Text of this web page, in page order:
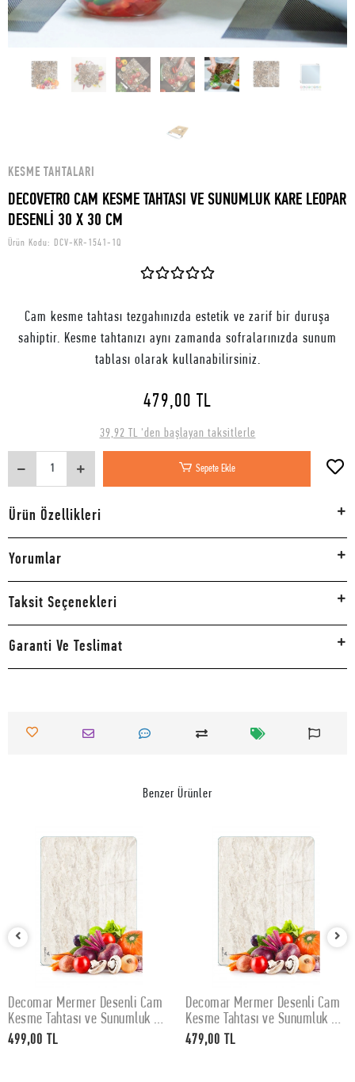
KESME TAHTALARI
DECOVETRO CAM KESME TAHTASI VE SUNUMLUK KARE LEOPAR
DESENLİ 30 X 30 CM
Ürün Kodu: DCV-KR-1541-1Q
Cam kesme tahtası tezgahınızda estetik ve zarif bir duruşa
sahiptir. Kesme tahtanızı aynı zamanda sofralarınızda sunum
tablası olarak kullanabilirsiniz.
479,00 TL
39,92 TL 'den başlayan taksitlerle
Sepete Ekle
Ürün Özellikleri
Yorumlar
Taksit Seçenekleri
Garanti Ve Teslimat
Benzer Ürünler
SEPETE EKLE
Decomar Mermer Desenli Cam
Kesme Tahtası ve Sunumluk 30
x 40 cm
499,00 TL
SEPETE EKLE
Decomar Mermer Desenli Cam
Kesme Tahtası ve Sunumluk 25
x 35 cm
479,00 TL